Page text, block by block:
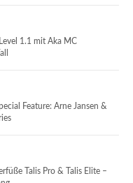
1.1 mit Aka MC
Feature: Arne Jansen &
Talis Pro & Talis Elite –